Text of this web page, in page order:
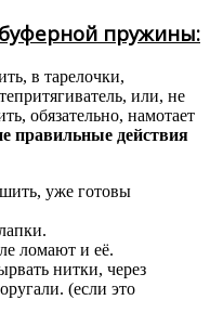
пружины:
в тарелочки,
или, не
обязательно, намотает
правильные действия
уже готовы
ломают и её.
нитки, через
(если это